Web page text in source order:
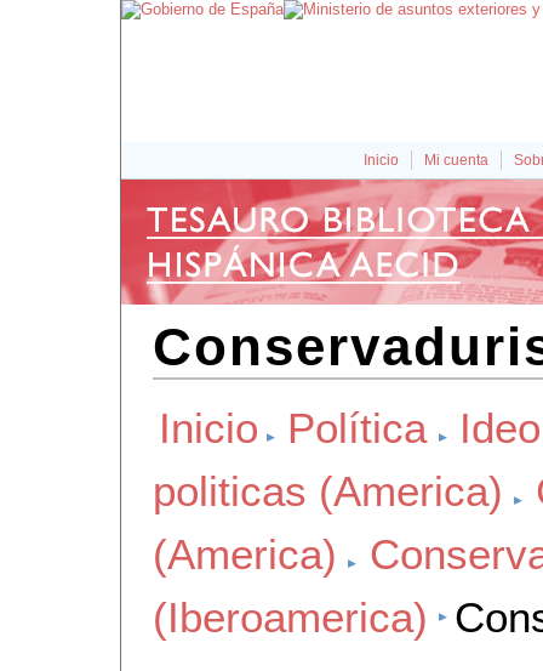
Inicio Mi cuenta
Inicio Política
politicas (America)
(America)
(Iberoamerica)